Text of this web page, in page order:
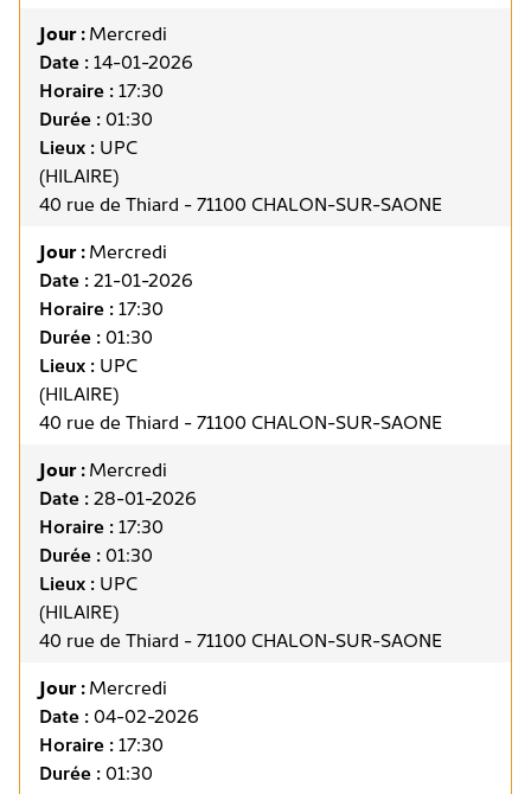
Jour :Mercredi
Date :14-01-2026
Horaire :17:30
Durée :01:30
Lieux : UPC
(HILAIRE)
40 rue de Thiard - 71100 CHALON-SUR-SAONE
Jour :Mercredi
Date :21-01-2026
Horaire :17:30
Durée :01:30
Lieux : UPC
(HILAIRE)
40 rue de Thiard - 71100 CHALON-SUR-SAONE
Jour :Mercredi
Date :28-01-2026
Horaire :17:30
Durée :01:30
Lieux : UPC
(HILAIRE)
40 rue de Thiard - 71100 CHALON-SUR-SAONE
Jour :Mercredi
Date :04-02-2026
Horaire :17:30
Durée :01:30